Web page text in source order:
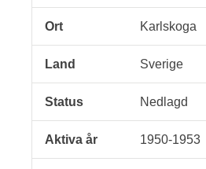
Karlskoga
Sverige
Nedlagd
1950-1953